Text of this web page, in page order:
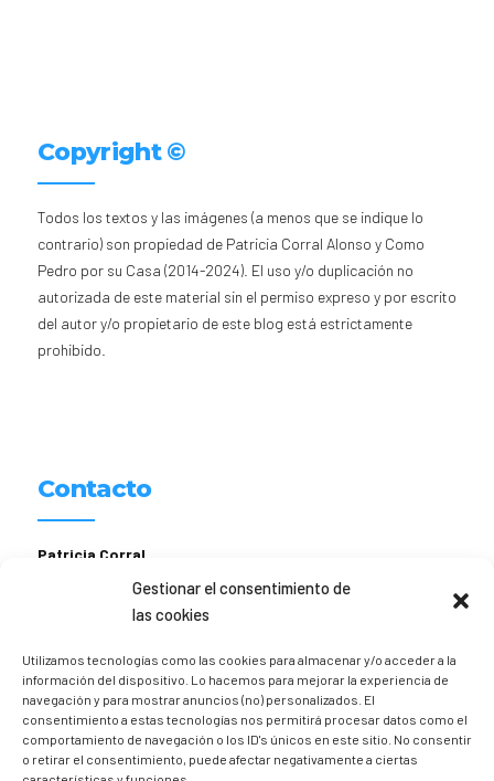
Gestionar el consentimiento de
las cookies
Utilizamos tecnologías como las cookies para almacenar y/o acceder a la
información del dispositivo. Lo hacemos para mejorar la experiencia de
navegación y para mostrar anuncios (no) personalizados. El
consentimiento a estas tecnologías nos permitirá procesar datos como el
comportamiento de navegación o los ID's únicos en este sitio. No consentir
o retirar el consentimiento, puede afectar negativamente a ciertas
Copyright ©
Todos los textos y las imágenes (a menos que se indique lo
contrario) son propiedad de Patricia Corral Alonso y Como
Pedro por su Casa (2014-2024). El uso y/o duplicación no
autorizada de este material sin el permiso expreso y por escrito
del autor y/o propietario de este blog está estrictamente
prohibido.
Contacto
Patricia Corral
hola [@] comopedroporsucasa.com
Instagram@trizia_comopedroporsucasa